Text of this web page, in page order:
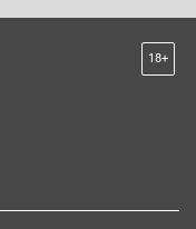
18+